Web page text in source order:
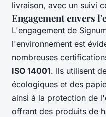
livraison, avec un suivi
Engagement envers
L'engagement de
l'environnement est
nombreuses
ISO 14001. Ils utilisent
écologiques et des
ainsi à la protection de
offrant des produits de